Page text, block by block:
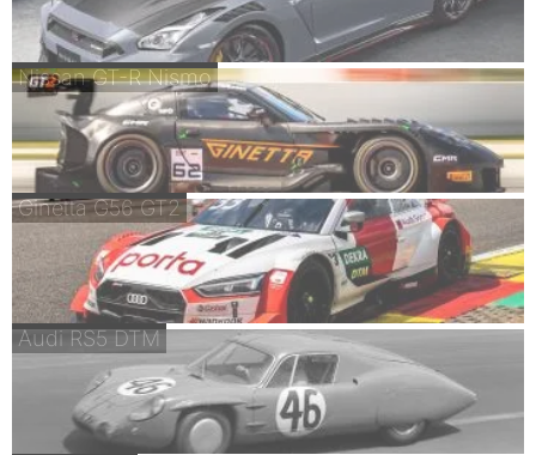
Nissan GT-R Nismo
Ginetta G56 GT2
Audi RS5 DTM